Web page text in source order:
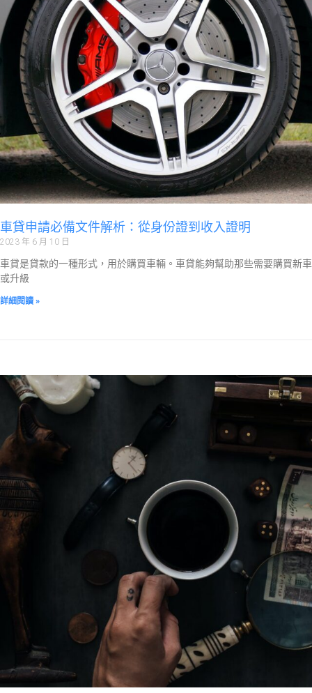
車貸申請必備文件解析：從身份證到收入證明
2023 年 6 月 10 日
車貸是貸款的一種形式，用於購買車輛。車貸能夠幫助那些需要購買新車
或升級
詳細閱讀 »